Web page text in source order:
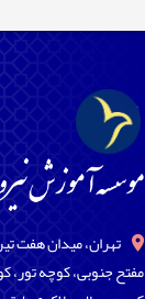
تهران، میدان هفت
مفتح جنوبی، کوچه تور،